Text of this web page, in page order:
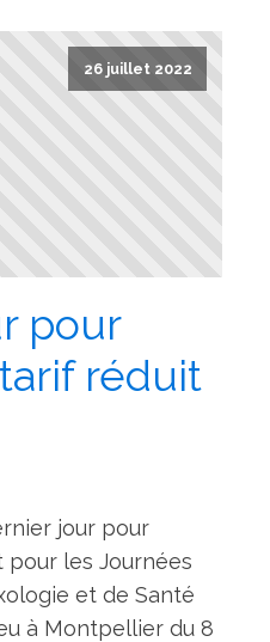
26 juillet 2022
pour
réduit
jour pour
les Journées
et de Santé
à Montpellier du 8